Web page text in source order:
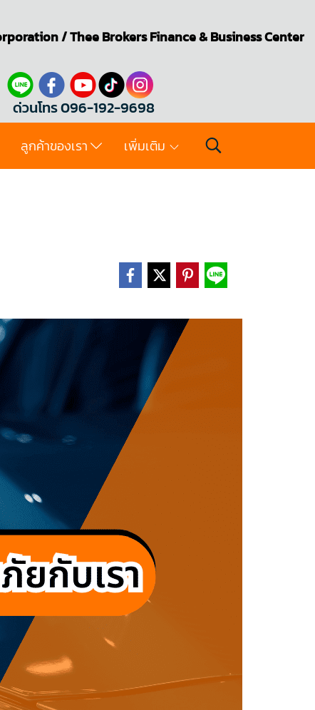
/Thee BrokersFinance & Business Center
ด่วนโทร 096-192-9698
ลูกค้าของเรา เพิ่มเติม